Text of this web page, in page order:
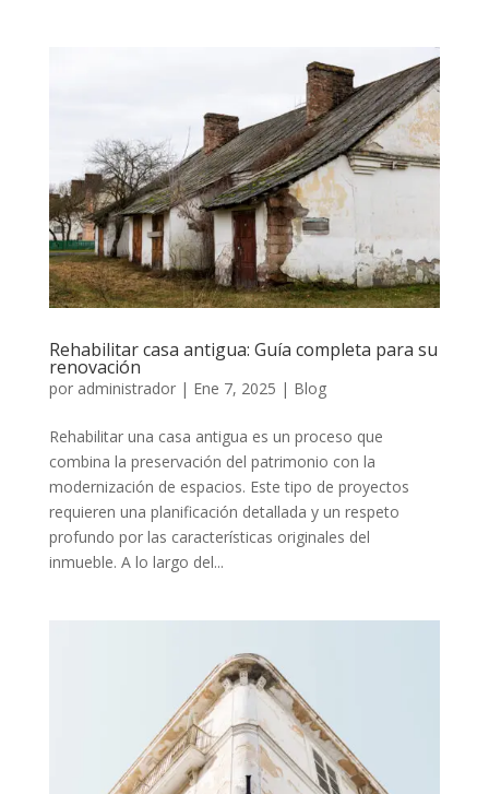
Rehabilitar casa antigua: Guía completa para su
renovación
por administrador| Ene 7, 2025 | Blog
Rehabilitar una casa antigua es un proceso que
combina la preservación del patrimonio con la
modernización de espacios. Este tipo de proyectos
requieren una planificación detallada y un respeto
profundo por las características originales del
inmueble. A lo largo del...